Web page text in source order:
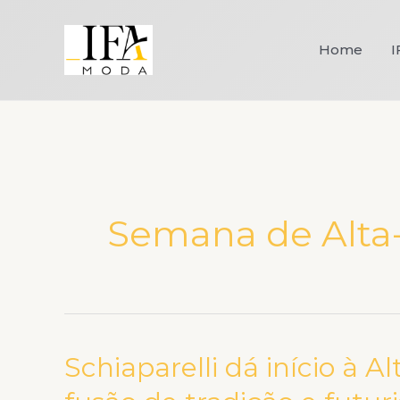
Home
Semana de
Schiaparelli dá início à
Schiaparelli